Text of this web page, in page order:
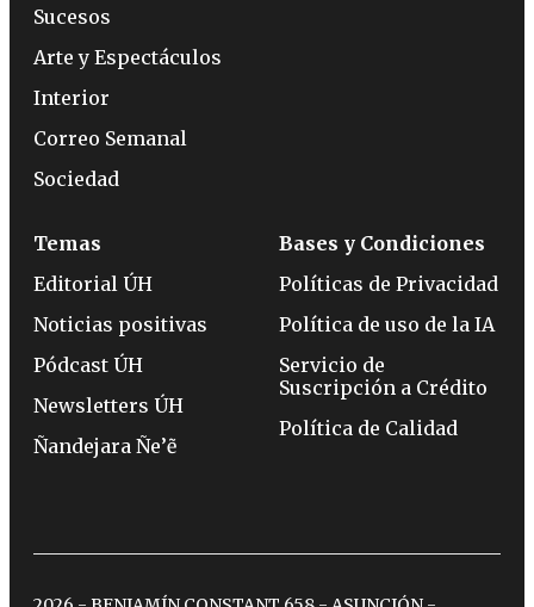
Sucesos
Arte y Espectáculos
Interior
Correo Semanal
Sociedad
Temas
Editorial ÚH
Noticias positivas
Pódcast ÚH
Newsletters ÚH
Ñandejara Ñe’ẽ
Bases y Condiciones
Políticas de Privacidad
Política de uso de la IA
Servicio de
Suscripción a Crédito
Política de Calidad